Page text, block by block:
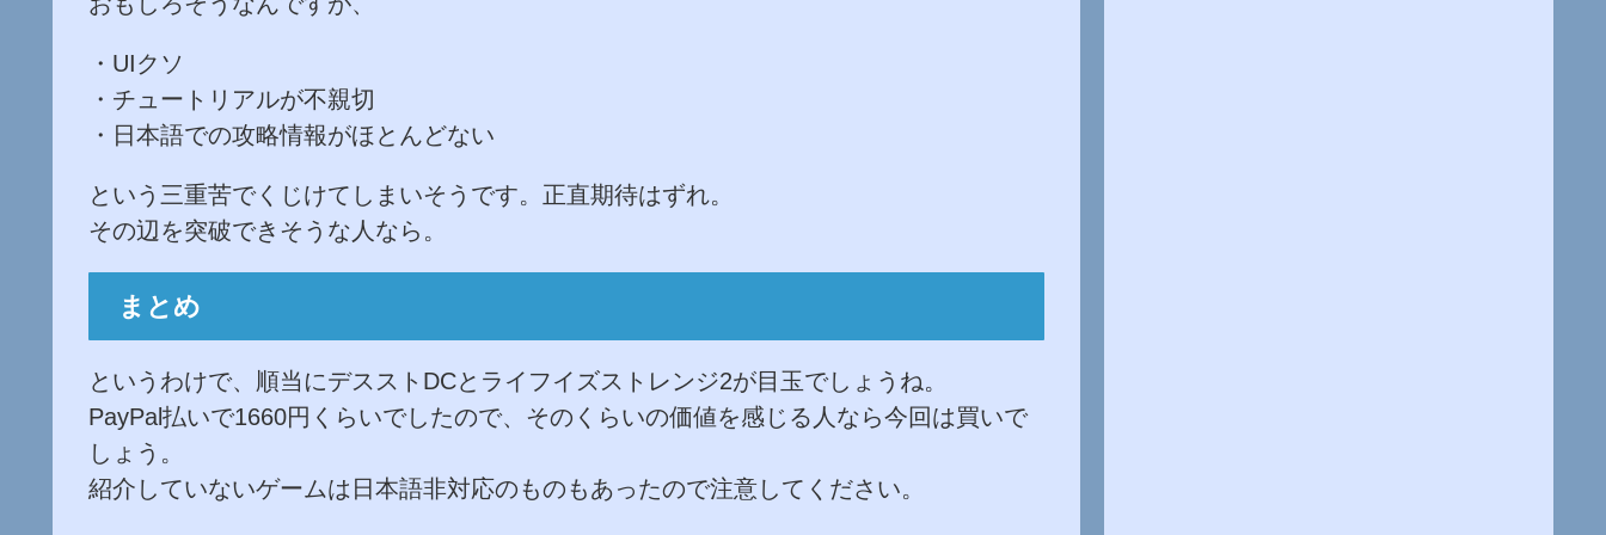
・UIクソ
・チュートリアルが不親切
・日本語での攻略情報がほとんどない
という三重苦でくじけてしまいそうです。正直期待はずれ。
その辺を突破できそうな人なら。
まとめ
というわけで、順当にデスストDCとライフイズストレンジ2が目玉でしょうね。
PayPal払いで1660円くらいでしたので、そのくらいの価値を感じる人なら今回は買いで
しょう。
紹介していないゲームは日本語非対応のものもあったので注意してください。